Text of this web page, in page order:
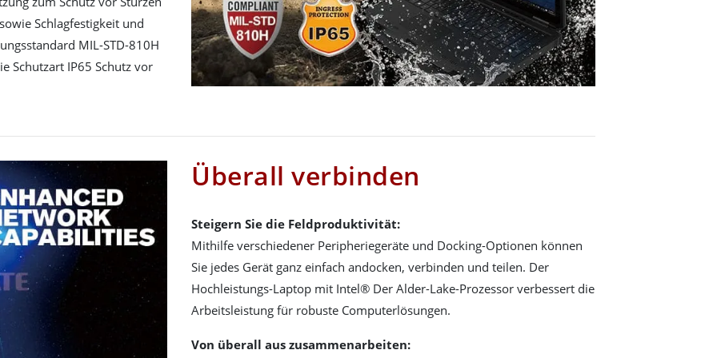
Schlagfestigkeit und
MIL-STD-810H
Schutzart IP65 Schutz vor
Überall verbinden
Steigern Sie die Feldproduktivität:
Mithilfe verschiedener Peripheriegeräte und Docking-Optionen können
Sie jedes Gerät ganz einfach andocken, verbinden und teilen. Der
Hochleistungs-Laptop mit Intel® Der Alder-Lake-Prozessor verbessert die
Arbeitsleistung für robuste Computerlösungen.
Von überall aus zusammenarbeiten: